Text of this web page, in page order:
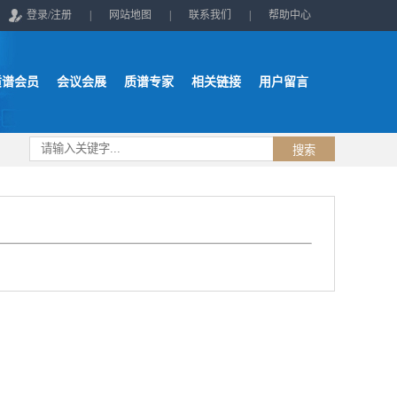
登录/注册 网站地图 联系我们 帮助中心
谱会员 会议会展 质谱专家 相关链接 用户留言